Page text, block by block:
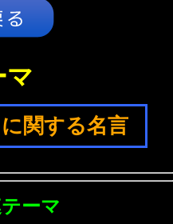
マ
関する名言
ーマ